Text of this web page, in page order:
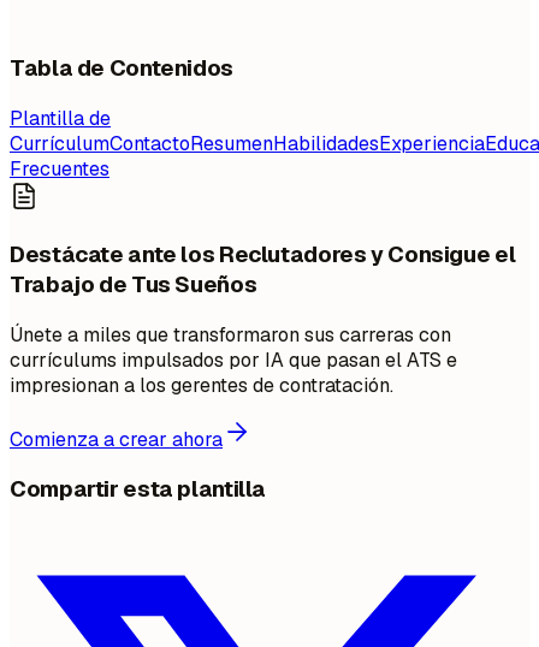
Tabla de Contenidos
Plantilla de
CurrículumContactoResumenHabilidadesExperiencia
Frecuentes
Destácate ante los Reclutadores y Consigue el
Trabajo de Tus Sueños
Únete a miles que transformaron sus carreras con
currículums impulsados por IA que pasan el ATS e
impresionan a los gerentes de contratación.
Comienza a crear ahora
Compartir esta plantilla